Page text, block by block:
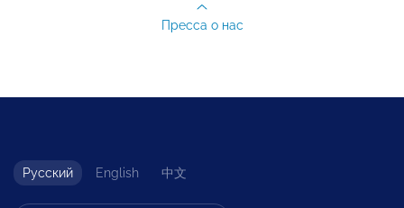
Пресса о нас
Русский English 中文